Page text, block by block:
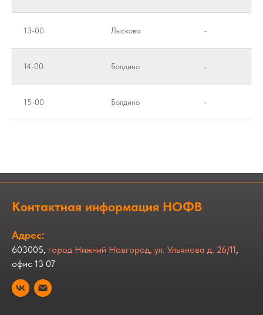
13-00 Лысково -
14-00 Болдино -
15-00 Болдино -
Контактная информация НОФВ
Адрес:
603005, город Нижний Новгород, ул. Ульянова д. 26/11,
офис 13 07